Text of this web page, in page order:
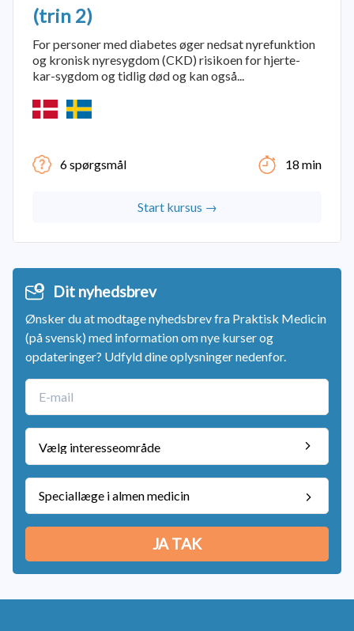
(trin 2)
For personer med diabetes øger nedsat nyrefunktion
og kronisk nyresygdom (CKD) risikoen for hjerte-
kar-sygdom og tidlig død og kan også...
6 spørgsmål 18 min
Start kursus →
Dit nyhedsbrev
Ønsker du at modtage nyhedsbrev fra Praktisk Medicin
(på svensk) med information om nye kurser og
opdateringer? Udfyld dine oplysninger nedenfor.
Speciallæge i almen medicin